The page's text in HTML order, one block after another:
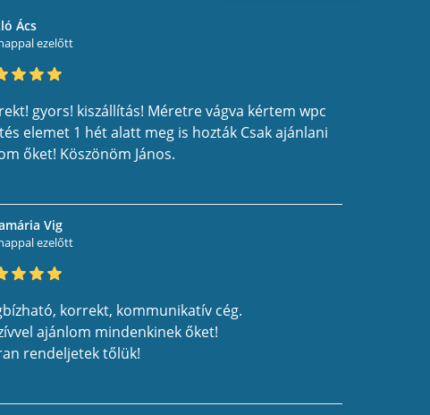
Ács
ezelőtt
gyors! kiszállítás! Méretre vágva kértem wpc
elemet 1 hét alatt meg is hozták Csak ajánlani
őket! Köszönöm János.
Vig
ezelőtt
korrekt, kommunikatív cég.
ajánlom mindenkinek őket!
rendeljetek tőlük!